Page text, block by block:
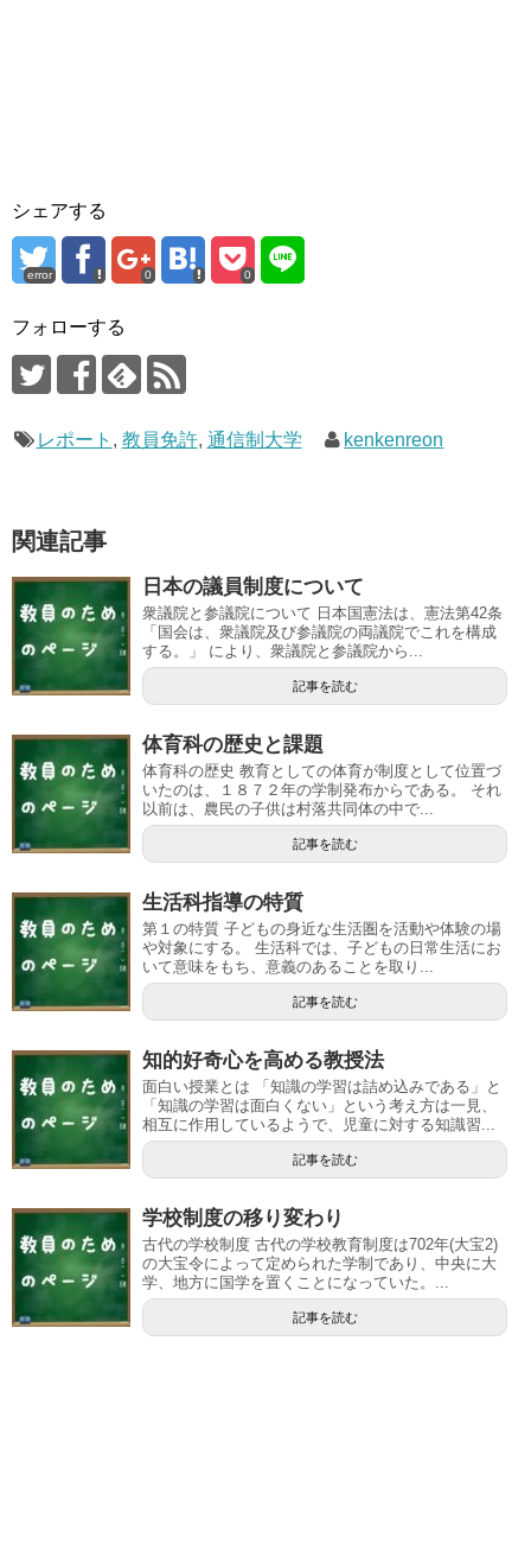
シェアする
error 0 0
フォローする
レポート , 教員免許, 通信制大学 kenkenreon
関連記事
日本の議員制度について
衆議院と参議院について 日本国憲法は、憲法第42条
「国会は、衆議院及び参議院の両議院でこれを構成
する。」 により、衆議院と参議院から...
記事を読む
体育科の歴史と課題
体育科の歴史 教育としての体育が制度として位置づ
いたのは、１８７２年の学制発布からである。 それ
以前は、農民の子供は村落共同体の中で...
記事を読む
生活科指導の特質
第１の特質 子どもの身近な生活圏を活動や体験の場
や対象にする。 生活科では、子どもの日常生活にお
いて意味をもち、意義のあることを取り...
記事を読む
知的好奇心を高める教授法
面白い授業とは 「知識の学習は詰め込みである」と
「知識の学習は面白くない」という考え方は一見、
相互に作用しているようで、児童に対する知識習...
記事を読む
学校制度の移り変わり
古代の学校制度 古代の学校教育制度は702年(大宝2)
の大宝令によって定められた学制であり、中央に大
学、地方に国学を置くことになっていた。...
記事を読む